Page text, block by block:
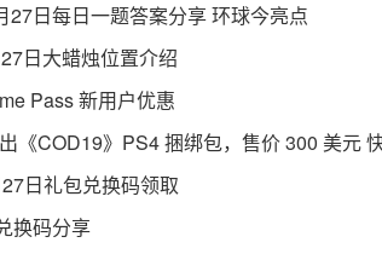
日每日一题答案分享 环球今亮点
日大蜡烛位置介绍
Pass 新用户优惠
《COD19》PS4 捆绑包，售价 300 美元
日礼包兑换码领取
换码分享